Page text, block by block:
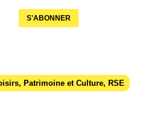
S'ABONNER
, Patrimoine et Culture, RSE